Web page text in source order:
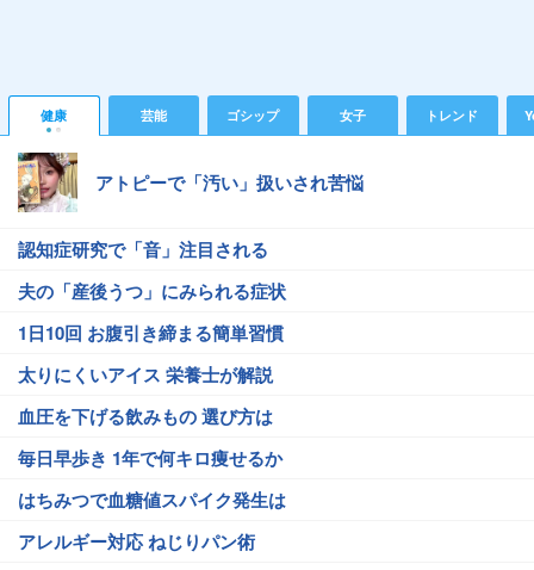
健康 芸能 ゴシップ 女子 トレンド
アトピーで「汚い」扱いされ苦悩
認知症研究で「音」注目される
夫の「産後うつ」にみられる症状
1日10回 お腹引き締まる簡単習慣
太りにくいアイス 栄養士が解説
血圧を下げる飲みもの 選び方は
毎日早歩き 1年で何キロ痩せるか
はちみつで血糖値スパイク発生は
アレルギー対応 ねじりパン術